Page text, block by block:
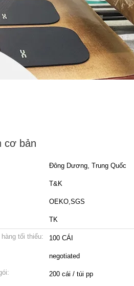
cơ bản
Đông Dương, Trung Quốc
T&K
OEKO,SGS
TK
tối thiểu: 100 CÁI
negotiated
200 cái / túi pp